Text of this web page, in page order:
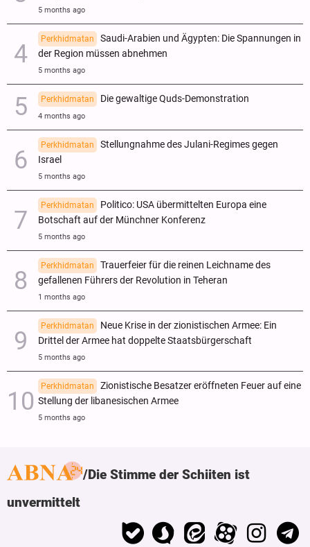
5 months ago
Perkhidmatan
Saudi-Arabien und Ägypten: Die Spannungen in
der Region müssen abnehmen
5 months ago
Perkhidmatan Die gewaltige Quds-Demonstration
4 months ago
Perkhidmatan
Stellungnahme des Julani-Regimes gegen
Israel
5 months ago
Perkhidmatan
Politico: USA übermittelten Europa eine
Botschaft auf der Münchner Konferenz
5 months ago
Perkhidmatan
Trauerfeier für die reinen Leichname des
gefallenen Führers der Revolution in Teheran
1 months ago
Perkhidmatan
Neue Krise in der zionistischen Armee: Ein
Drittel der Armee hat doppelte Staatsbürgerschaft
5 months ago
Perkhidmatan
Zionistische Besatzer eröffneten Feuer auf eine
Stellung der libanesischen Armee
5 months ago
Die Stimme der Schiiten ist
unvermittelt